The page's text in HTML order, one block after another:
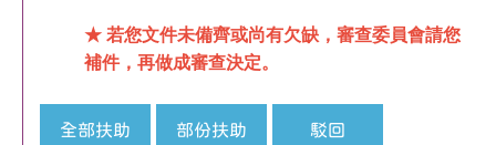
★ 若您文件未備齊或尚有欠缺，審查委員會請您
補件，再做成審查決定。
全部扶助 部份扶助 駁回